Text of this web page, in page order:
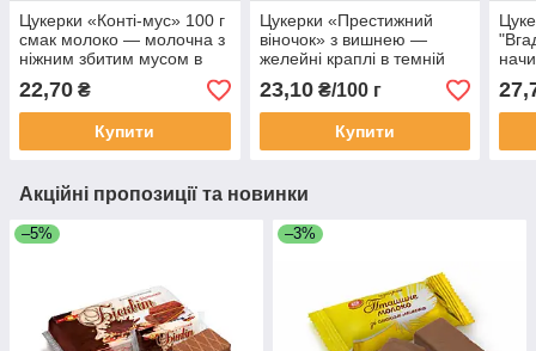
Цукерки «Конті-мус» 100 г
смак молоко — молочна з
ніжним збитим мусом в
глазурі
22,70 ₴
Купити
Цукерки «Престижний
віночок» з вишнею —
желейні краплі в темній
глазурі, вагові 100 г
23,10₴/100 г
Купити
100
Акційні пропозиції та новинки
–5% –3%